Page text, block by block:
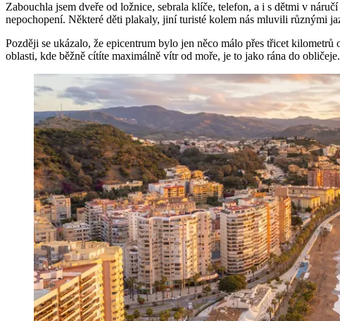
Zabouchla jsem dveře od ložnice, sebrala klíče, telefon, a i s dětmi v
nepochopení. Některé děti plakaly, jiní turisté kolem nás mluvili různými
Později se ukázalo, že epicentrum bylo jen něco málo přes třicet
oblasti, kde běžně cítíte maximálně vítr od moře, je to jako rána do obličeje.